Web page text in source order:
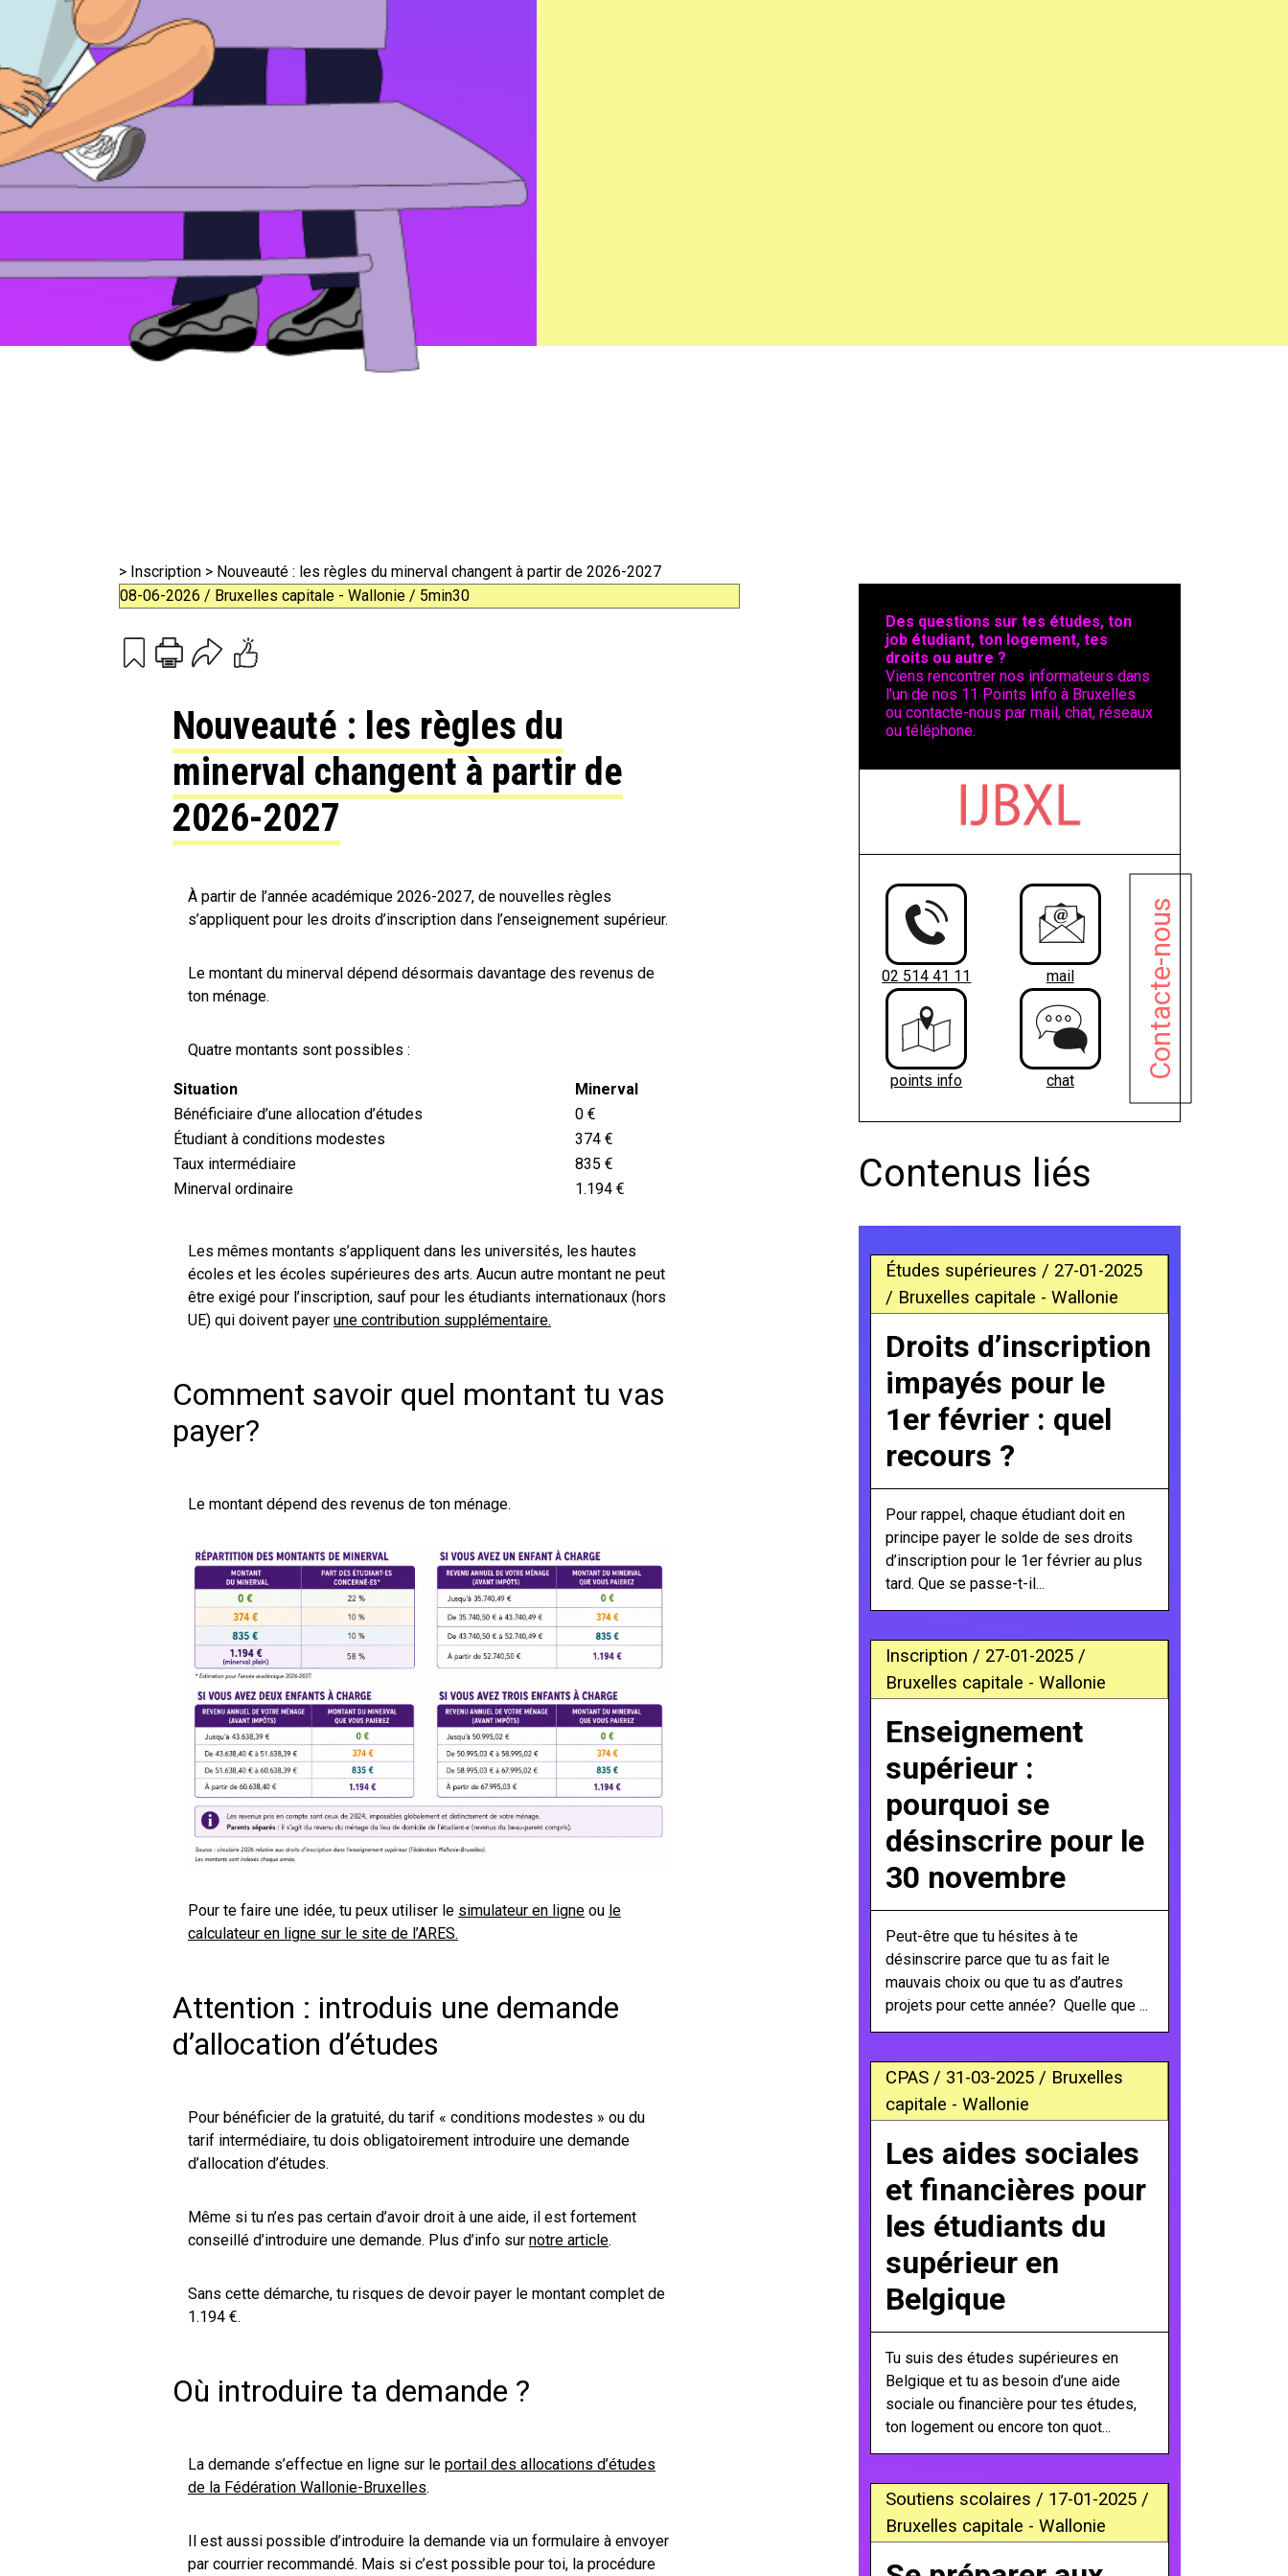
> Inscription > Nouveauté : les règles du minerval changent à partir de 2026-2027
08-06-2026 / Bruxelles capitale - Wallonie / 5min30
PrintEmail
Nouveauté : les règles du
minerval changent à partir de
2026-2027
À partir de l’année académique 2026-2027, de nouvelles règles
s’appliquent pour les droits d’inscription dans l’enseignement supérieur.
Le montant du minerval dépend désormais davantage des revenus de
ton ménage.
Quatre montants sont possibles :
Situation
Minerval
Bénéficiaire d’une allocation d’études
0 €
Étudiant à conditions modestes
374 €
Taux intermédiaire
835 €
Minerval ordinaire
1.194 €
Les mêmes montants s’appliquent dans les universités, les hautes
écoles et les écoles supérieures des arts. Aucun autre montant ne peut
être exigé pour l’inscription, sauf pour les étudiants internationaux (hors
UE) qui doivent payer une contribution supplémentaire.
Comment savoir quel montant tu vas
payer?
Le montant dépend des revenus de ton ménage.
Pour te faire une idée, tu peux utiliser le simulateur en ligne ou le
calculateur en ligne sur le site de l’ARES.
Attention : introduis une demande
d’allocation d’études
Pour bénéficier de la gratuité, du tarif « conditions modestes » ou du
tarif intermédiaire, tu dois obligatoirement introduire une demande
d’allocation d’études.
Même si tu n’es pas certain d’avoir droit à une aide, il est fortement
conseillé d’introduire une demande. Plus d’info sur notre article.
Sans cette démarche, tu risques de devoir payer le montant complet de
1.194 €.
Où introduire ta demande ?
La demande s’effectue en ligne sur le portail des allocations d’études
de la Fédération Wallonie-Bruxelles.
Il est aussi possible d’introduire la demande via un formulaire à envoyer
par courrier recommandé. Mais si c’est possible pour toi, la procédure
Des questions sur tes études, ton
job étudiant, ton logement, tes
droits ou autre ?
Viens rencontrer nos informateurs dans
l’un de nos 11 Points Info à Bruxelles
ou contacte-nous par mail, chat, réseaux
ou téléphone.
02 514 41 11 mail
points info chat
Contacte-nous
Contenus liés
Études supérieures / 27-01-2025
/ Bruxelles capitale - Wallonie
Droits d’inscription
impayés pour le
1er février : quel
recours ?
Pour rappel, chaque étudiant doit en
principe payer le solde de ses droits
d’inscription pour le 1er février au plus
tard. Que se passe-t-il...
Inscription / 27-01-2025 /
Bruxelles capitale - Wallonie
Enseignement
supérieur :
pourquoi se
désinscrire pour le
30 novembre
Peut-être que tu hésites à te
désinscrire parce que tu as fait le
mauvais choix ou que tu as d’autres
projets pour cette année? Quelle que ...
CPAS / 31-03-2025 / Bruxelles
capitale - Wallonie
Les aides sociales
et financières pour
les étudiants du
supérieur en
Belgique
Tu suis des études supérieures en
Belgique et tu as besoin d’une aide
sociale ou financière pour tes études,
ton logement ou encore ton quot...
Soutiens scolaires / 17-01-2025 /
Bruxelles capitale - Wallonie